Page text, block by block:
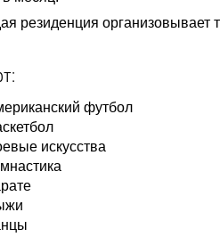
резиденция организовывает
футбол
искусства